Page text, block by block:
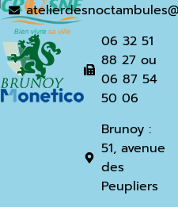
06 32 51
88 27 ou
06 87 54
50 06
Brunoy :
51, avenue
des
Peupliers